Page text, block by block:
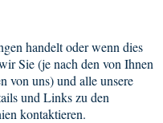
handelt oder wenn dies
Sie (je nach den von Ihnen
von uns) und alle unsere
und Links zu den
kontaktieren.